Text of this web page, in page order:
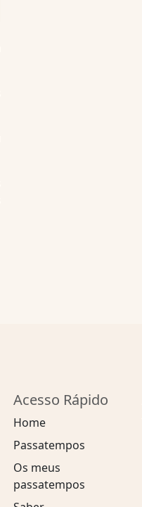
Acesso Rápido
Home
Passatempos
Os meus
passatempos